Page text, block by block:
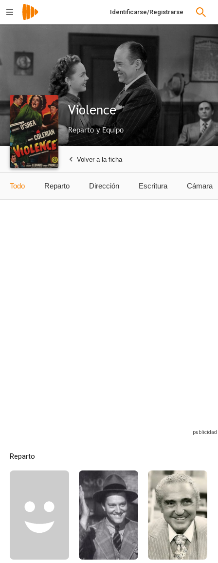
Identificarse/Registrarse
Violence
Reparto y Equipo
Volver a la ficha
Todo Reparto Dirección Escritura Cámara
Reparto